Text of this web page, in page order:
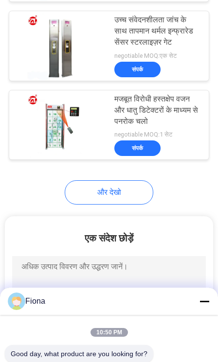
हेलमेट परीक्षण मशीन
कपड़ा परीक्षण मशीन
केबल परीक्षण मशीन
उच्च संवेदनशीलता जांच के
साथ तापमान थर्मल इन्फ्रारेड
सेंसर स्टरलाइज़र गेट
negotiable MOQ:एक सेट
संपर्क
मजबूत विरोधी हस्तक्षेप वजन
और धातु डिटेक्टरों के माध्यम से
पनरोक चलो
negotiable MOQ:1 सेट
संपर्क
और देखो
एक संदेश छोड़ें
Fiona
10:50 PM
Good day, what product are you looking for?